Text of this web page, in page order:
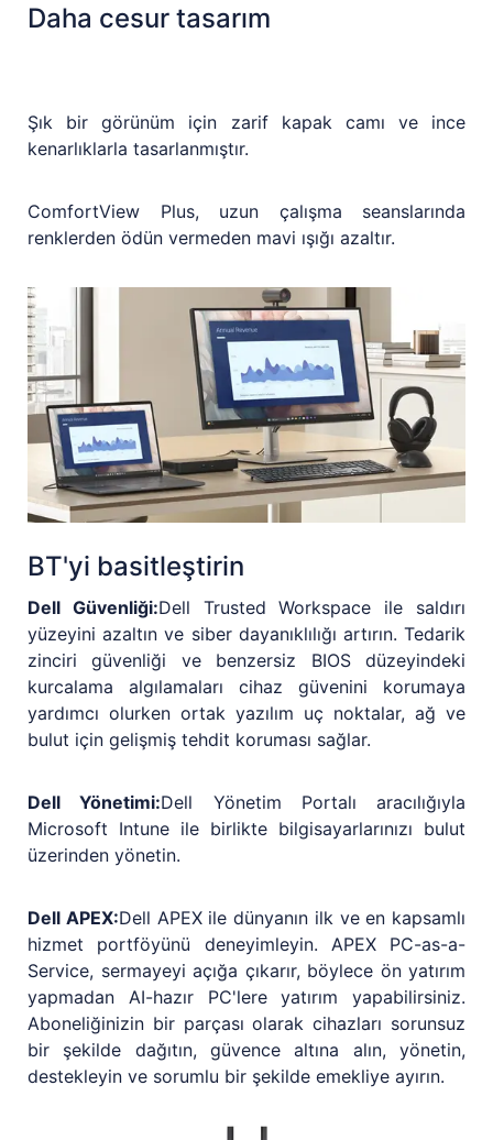
Daha cesur tasarım
Şık bir görünüm için zarif kapak camı ve ince
kenarlıklarla tasarlanmıştır.
ComfortView Plus, uzun çalışma seanslarında
renklerden ödün vermeden mavi ışığı azaltır.
BT'yi basitleştirin
Dell Güvenliği:Dell Trusted Workspace ile saldırı
yüzeyini azaltın ve siber dayanıklılığı artırın. Tedarik
zinciri güvenliği ve benzersiz BIOS düzeyindeki
kurcalama algılamaları cihaz güvenini korumaya
yardımcı olurken ortak yazılım uç noktalar, ağ ve
bulut için gelişmiş tehdit koruması sağlar.
Dell Yönetimi:Dell Yönetim Portalı aracılığıyla
Microsoft Intune ile birlikte bilgisayarlarınızı bulut
üzerinden yönetin.
Dell APEX:Dell APEX ile dünyanın ilk ve en kapsamlı
hizmet portföyünü deneyimleyin. APEX PC-as-a-
Service, sermayeyi açığa çıkarır, böylece ön yatırım
yapmadan AI-hazır PC'lere yatırım yapabilirsiniz.
Aboneliğinizin bir parçası olarak cihazları sorunsuz
bir şekilde dağıtın, güvence altına alın, yönetin,
destekleyin ve sorumlu bir şekilde emekliye ayırın.